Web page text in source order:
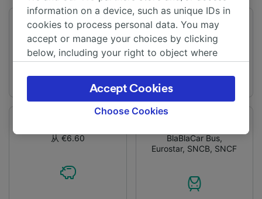
频率
每天有58趟列车
变化
提供直达列车
从 €6.60
BlaBlaCar Bus,
Eurostar, SNCB, SNCF
information on a device, such as unique IDs in
cookies to process personal data. You may
accept or manage your choices by clicking
below, including your right to object where
the privacy policy page. These choices will be
signaled to our partners and will not affect
browsing data. Your data will not be used for
track you.
Use precise geolocation data. Actively scan
device characteristics for identification. Store
Choose Cookies
Accept Cookies